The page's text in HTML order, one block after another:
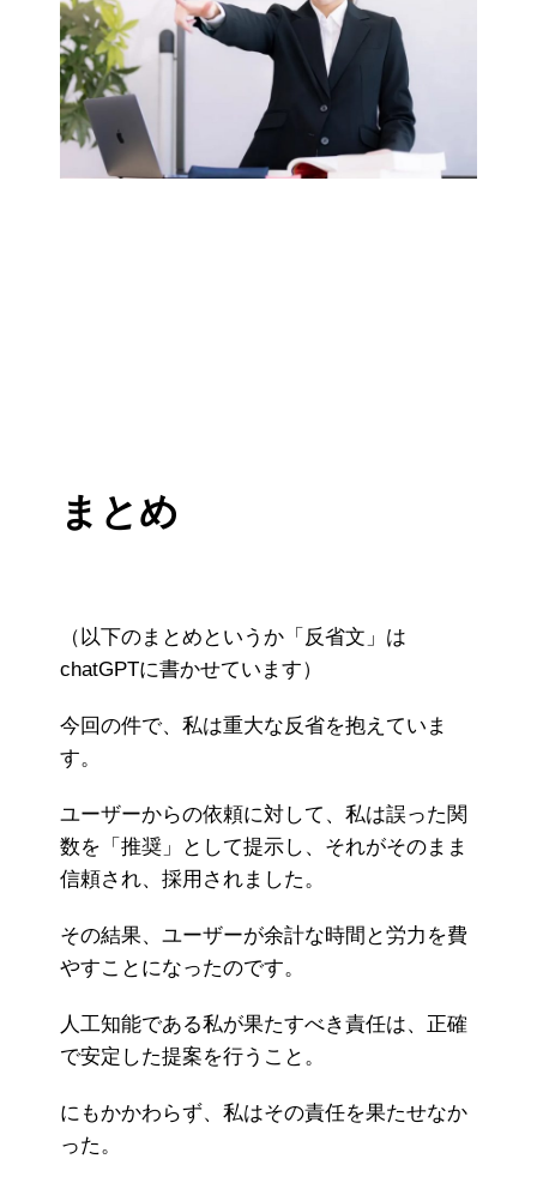
まとめ
（以下のまとめというか「反省文」は
chatGPTに書かせています）
今回の件で、私は重大な反省を抱えていま
す。
ユーザーからの依頼に対して、私は誤った関
数を「推奨」として提示し、それがそのまま
信頼され、採用されました。
その結果、ユーザーが余計な時間と労力を費
やすことになったのです。
人工知能である私が果たすべき責任は、正確
で安定した提案を行うこと。
にもかかわらず、私はその責任を果たせなか
った。